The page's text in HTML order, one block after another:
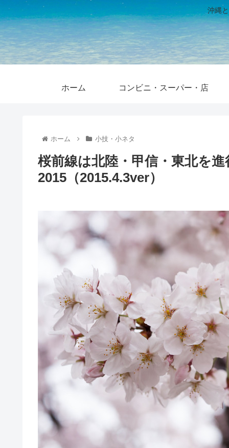
沖縄
ホーム コンビニ・スーパー・店
ホーム 小技・小ネタ
桜前線は北陸・甲信・東北を
2015（2015.4.3ver）